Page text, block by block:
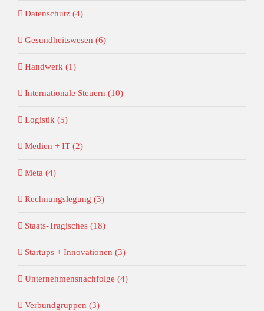
Datenschutz (4)
Gesundheitswesen (6)
Handwerk (1)
Internationale Steuern (10)
Logistik (5)
Medien + IT (2)
Meta (4)
Rechnungslegung (3)
Staats-Tragisches (18)
Startups + Innovationen (3)
Unternehmensnachfolge (4)
Verbundgruppen (3)